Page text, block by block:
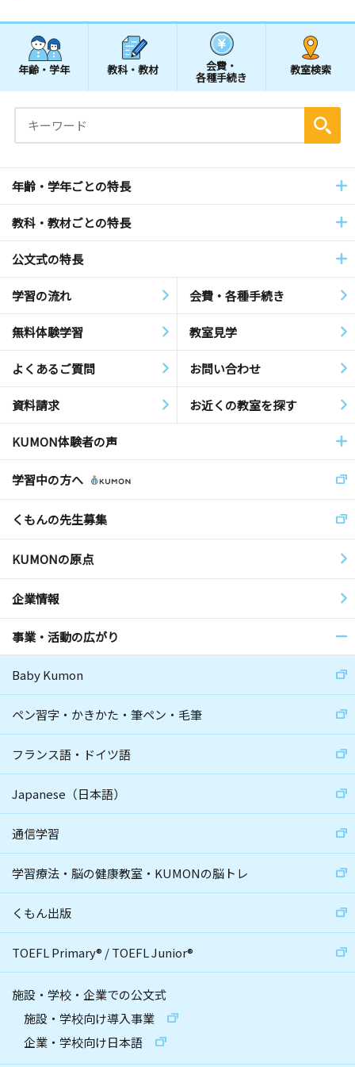
年齢・学年 教科・教材 会費・
各種手続き
教室検索
年齢・学年ごとの特長
教科・教材ごとの特長
公文式の特長
学習の流れ 会費・各種手続き
無料体験学習 教室見学
よくあるご質問 お問い合わせ
資料請求 お近くの教室を探す
KUMON体験者の声
学習中の方へ
くもんの先生募集
KUMONの原点
企業情報
事業・活動の広がり
Baby Kumon
ペン習字・かきかた・筆ペン・毛筆
フランス語・ドイツ語
Japanese（日本語）
通信学習
学習療法・脳の健康教室・KUMONの脳トレ
くもん出版
TOEFL Primary® /TOEFL Junior®
施設・学校・企業での公文式
施設・学校向け導入事業
企業・学校向け日本語